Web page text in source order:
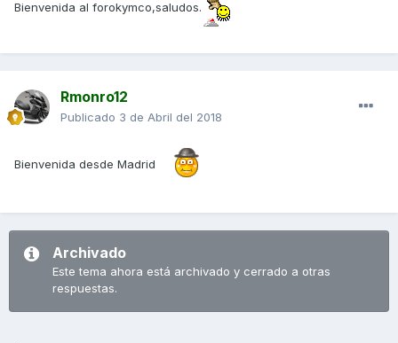
Bienvenida al forokymco,saludos.
Rmonro12
Publicado 3 de Abril del 2018
Bienvenida desde Madrid
Archivado
Este tema ahora está archivado y cerrado a otras
respuestas.